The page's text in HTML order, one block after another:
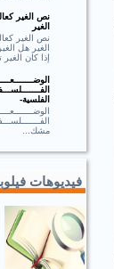
الغير
الغير هل
إذا كان الغير
الفلسية-
مشك...
فيديوهات